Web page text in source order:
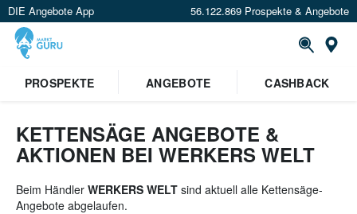
DIE Angebote App 56.122.869 Prospekte & Angebote
Standort festlegen
PROSPEKTE ANGEBOTE CASHBACK
KETTENSÄGE ANGEBOTE &
AKTIONEN BEI WERKERS WELT
Beim Händler WERKERS WELT sind aktuell alle Kettensäge-
Angebote abgelaufen.